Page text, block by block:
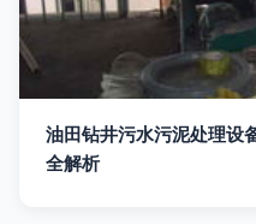
油田钻井污水污泥处理设
全解析